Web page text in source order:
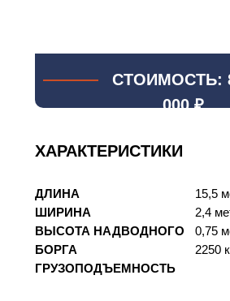
СТОИМОСТЬ:
000 ₽
15,5
2,4
0,75
2250
ДЛИНА
ШИРИНА
ВЫСОТА НАДВОДНОГО
БОРГА
ГРУЗОПОДЪЕМНОСТЬ
ХАРАКТЕРИСТИКИ